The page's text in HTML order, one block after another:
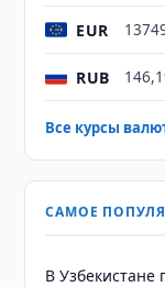
EUR
RUB
Все курсы
САМОЕ
В